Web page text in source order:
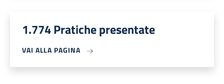
1.774 Pratiche presentate
VAI ALLA PAGINA